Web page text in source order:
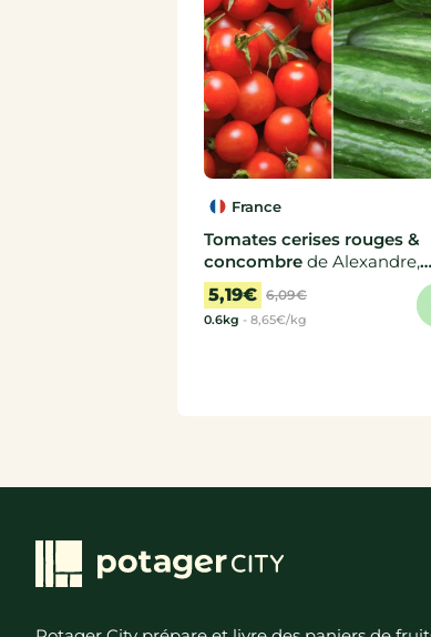
France
Tomates cerises rouges &
concombre de Alexandre,
Aurélie
5,19€ 6,09€
0.6kg - 8,65€/kg